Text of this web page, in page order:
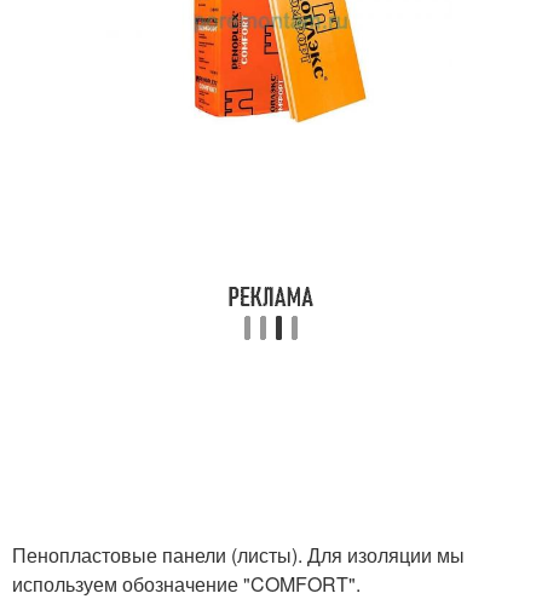
Пенопластовые панели (листы). Для изоляции мы
используем обозначение "COMFORT".